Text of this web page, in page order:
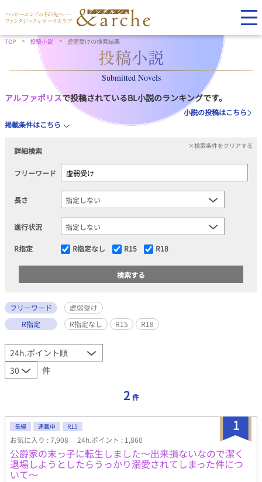
TOP 投稿小説 虚弱受けの検索結果
Submitted Novels
アルファポリスで投稿されているBL小説のランキングです。
小説の投稿はこちら
掲載条件はこちら
詳細検索
×検索条件をクリアする
フリーワード
長さ
進行状況
R指定 R指定なし R15 R18
フリーワード
虚弱受け
R指定
R指定なし R15 R18
件
2 件
1
長編 連載中 R15
お気に入り : 7,908 24h.ポイント : 1,860
公爵家の末っ子に転生しました〜出来損ないなので潔く
退場しようとしたらうっかり溺愛されてしまった件につ
いて〜